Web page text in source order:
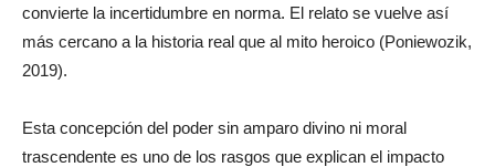
convierte la incertidumbre en norma. El relato se vuelve así
más cercano a la historia real que al mito heroico (Poniewozik,
2019).
Esta concepción del poder sin amparo divino ni moral
trascendente es uno de los rasgos que explican el impacto